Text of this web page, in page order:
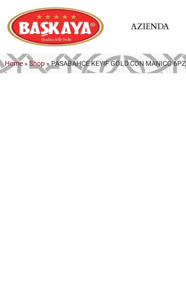
AZIENDA
Home » Shop »PASABAHCE KEYIF GOLD CON MANICO 6PZ